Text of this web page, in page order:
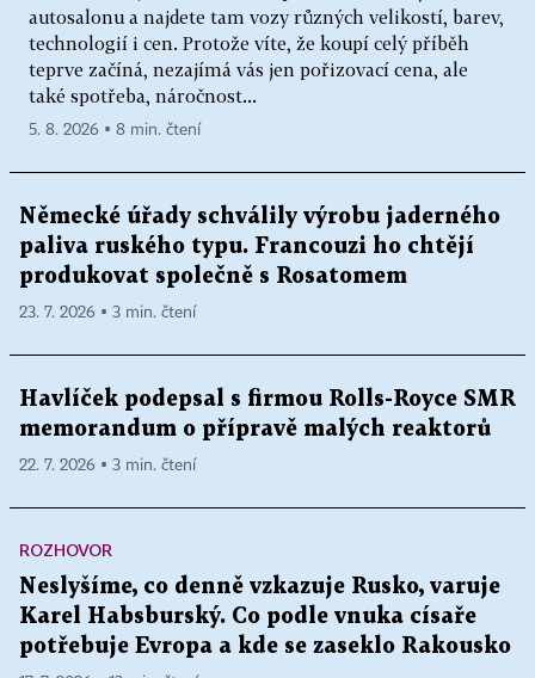
autosalonu a najdete tam vozy různých velikostí, barev,
technologií i cen. Protože víte, že koupí celý příběh
teprve začíná, nezajímá vás jen pořizovací cena, ale
také spotřeba, náročnost...
5. 8. 2026 ▪ 8 min. čtení
Německé úřady schválily výrobu jaderného
paliva ruského typu. Francouzi ho chtějí
produkovat společně s Rosatomem
23. 7. 2026 ▪ 3 min. čtení
Havlíček podepsal s firmou Rolls-Royce SMR
memorandum o přípravě malých reaktorů
22. 7. 2026 ▪ 3 min. čtení
ROZHOVOR
Neslyšíme, co denně vzkazuje Rusko, varuje
Karel Habsburský. Co podle vnuka císaře
potřebuje Evropa a kde se zaseklo Rakousko